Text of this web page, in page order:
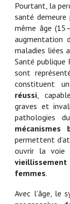
Pourtant, la
santé
même âge
augmentation
maladies liées
Santé publique
sont
constituent
réussi,
graves et
pathologies
mécanismes
permettent
ouvrir la voie
femmes.
Avec l’âge, le